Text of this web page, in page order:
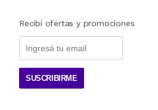
Recibí ofertas y promociones
SUSCRIBIRME